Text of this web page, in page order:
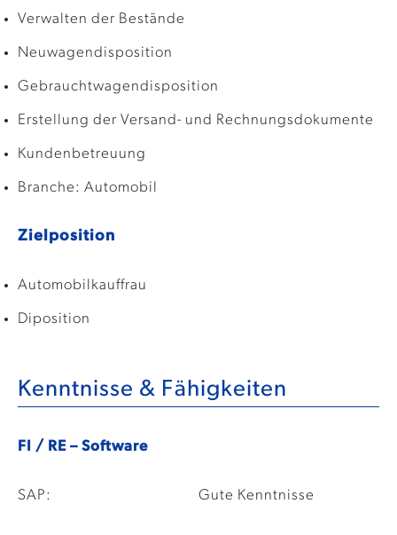
Verwalten der Bestände
Neuwagendisposition
Gebrauchtwagendisposition
Erstellung der Versand- und Rechnungsdokumente
Kundenbetreuung
Branche: Automobil
Zielposition
Automobilkauffrau
Diposition
Kenntnisse & Fähigkeiten
FI / RE – Software
SAP: Gute Kenntnisse